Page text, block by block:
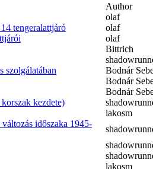
Author
olaf
tengeralattjáró olaf
olaf
Bittrich
szolgálatában Bodnár
Bodnár
Bodnár
kezdete)
lakosm
időszaka 1945-
lakosm